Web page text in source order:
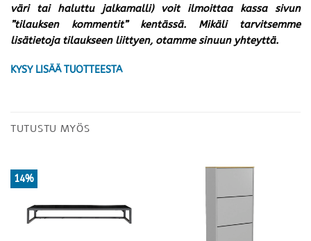
väri tai haluttu jalkamalli) voit ilmoittaa kassa sivun
”tilauksen kommentit” kentässä. Mikäli tarvitsemme
lisätietoja tilaukseen liittyen, otamme sinuun yhteyttä.
KYSY LISÄÄ TUOTTEESTA
TUTUSTU MYÖS
14%